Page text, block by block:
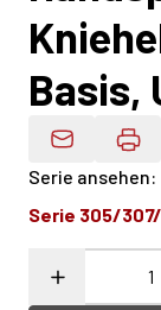
Basis,
Serie ansehen:
Serie 305/